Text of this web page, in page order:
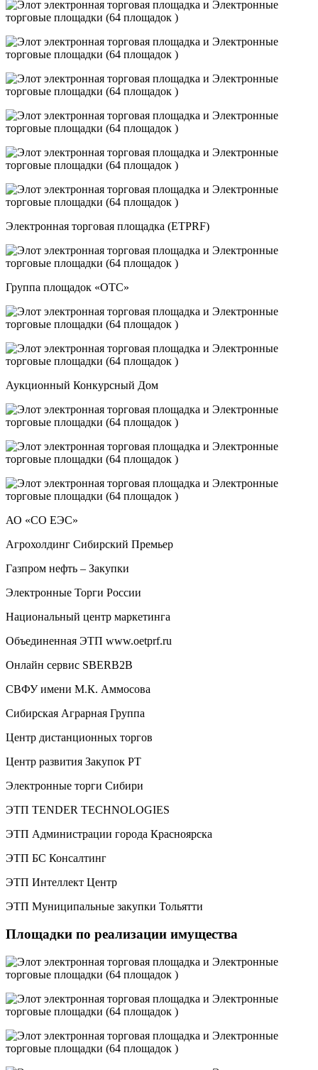
Электронная торговая площадка (ETPRF)
Группа площадок «OTC»
Аукционный Конкурсный Дом
АО «СО ЕЭС»
Агрохолдинг Сибирский Премьер
Газпром нефть – Закупки
Электронные Торги России
Национальный центр маркетинга
Объединенная ЭТП www.oetprf.ru
Онлайн сервис SBERB2B
СВФУ имени М.К. Аммосова
Сибирская Аграрная Группа
Центр дистанционных торгов
Центр развития Закупок РТ
Электронные торги Сибири
ЭТП TENDER TECHNOLOGIES
ЭТП Администрации города Красноярска
ЭТП БС Консалтинг
ЭТП Интеллект Центр
ЭТП Муниципальные закупки Тольятти
Площадки по реализации имущества